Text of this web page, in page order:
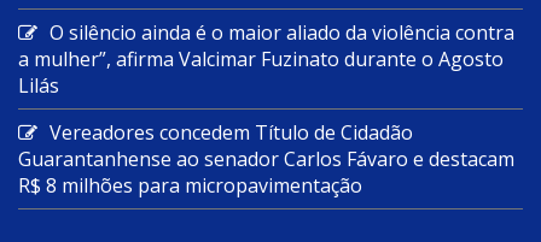
O silêncio ainda é o maior aliado da violência contra
a mulher”, afirma Valcimar Fuzinato durante o Agosto
Lilás
Vereadores concedem Título de Cidadão
Guarantanhense ao senador Carlos Fávaro e destacam
R$ 8 milhões para micropavimentação